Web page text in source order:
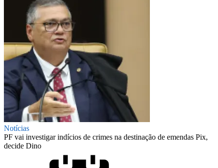
Notícias
PF vai investigar indícios de crimes na destinação de emendas Pix,
decide Dino